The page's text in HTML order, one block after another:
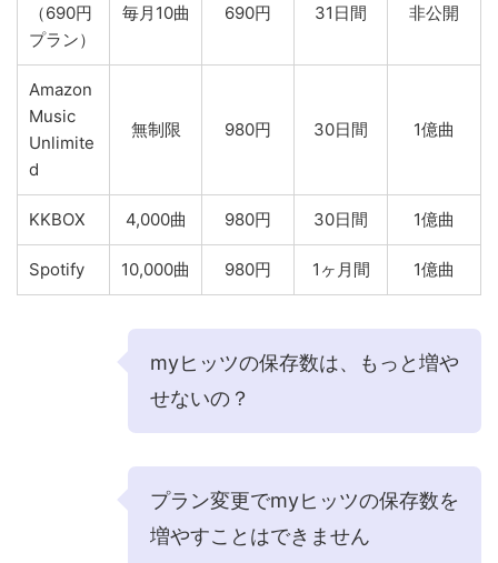
（690円
プラン）
毎月10曲 690円 31日間 非公開
Amazon
Music
Unlimite
d
無制限 980円 30日間 1億曲
KKBOX 4,000曲 980円 30日間 1億曲
Spotify 10,000曲 980円 1ヶ月間 1億曲
myヒッツの保存数は、もっと増や
せないの？
プラン変更でmyヒッツの保存数を
増やすことはできません